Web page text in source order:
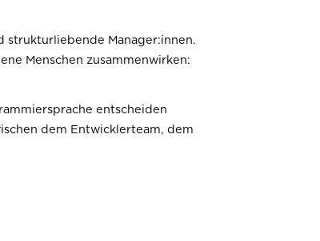
strukturliebende Manager:innen.
Menschen zusammenwirken:
entscheiden
dem Entwicklerteam, dem